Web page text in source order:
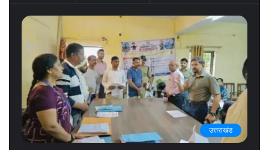
उत्तराखंड